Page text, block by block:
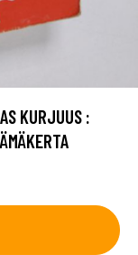
KURJUUS :